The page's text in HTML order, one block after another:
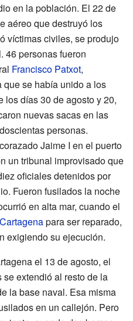
en la población. El 22 de
aéreo que destruyó los
víctimas civiles, se produjo
46 personas fueron
Francisco Patxot,
se había unido a los
los días 30 de agosto y 20,
nuevas sacas en las
personas.
Jaime I en el puerto
un tribunal improvisado que
oficiales detenidos por
Fueron fusilados la noche
en alta mar, cuando el
para ser reparado,
exigiendo su ejecución.
el 13 de agosto, el
extendió al resto de la
la base naval. Esa misma
en un callejón. Pero